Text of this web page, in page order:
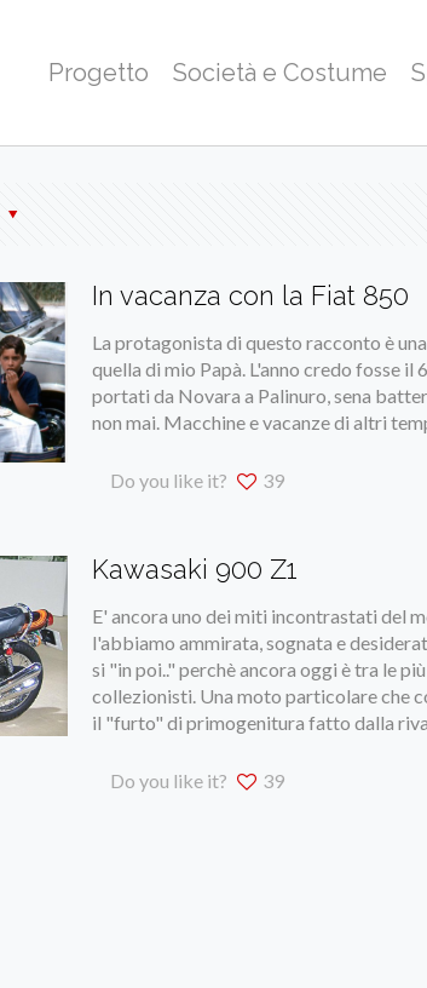
Progetto Società e Costume
In vacanza con la Fiat 850
La protagonista di questo racconto è
quella di mio Papà. L'anno credo fosse il
portati da Novara a Palinuro, sena
non mai. Macchine e vacanze di altri
Do you like it? 39
Kawasaki 900 Z1
E' ancora uno dei miti incontrastati del
l'abbiamo ammirata, sognata e
si "in poi.." perchè ancora oggi è tra le
collezionisti. Una moto particolare che
il "furto" di primogenitura fatto dalla
Do you like it? 39